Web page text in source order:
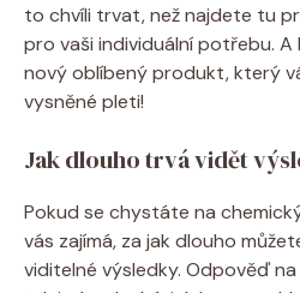
⁢to chvíli trvat, než najdete​ tu
pro vaši individuální⁢ potřebu. A
nový⁢ oblíbený produkt, který
‍vysněné pleti!
Jak‍ dlouho ‍trvá vidět⁤
Pokud se ‍chystáte na
vás zajímá, za jak⁢ dlouho
viditelné výsledky. Odpověď